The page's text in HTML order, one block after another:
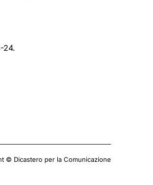
24.
© Dicastero per la Comunicazione